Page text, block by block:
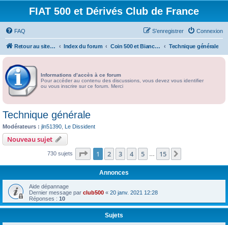
FIAT 500 et Dérivés Club de France
FAQ Connexion
S’enregistrer
Retour au site du Club Index du forum Coin 500 et Bianchina Technique générale
Informations d’accès à ce forum
Pour accéder au contenu des discussions, vous devez vous identifier
ou vous inscrire sur ce forum. Merci
Technique générale
Modérateurs : jln51390 Le Dissident
Nouveau sujet
730 sujets Page 1sur15
1 2 3 4 5 15
Annonces
Aide dépannage
Dernier message par club500 « 20 janv. 2021 12:28
Réponses : 10
Sujets